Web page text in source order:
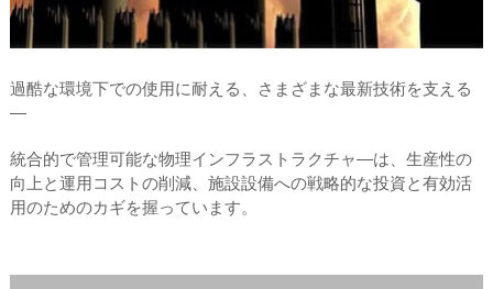
過酷な環境下での使用に耐える、さまざまな最新技術を支える
―
統合的で管理可能な物理インフラストラクチャ―は、生産性の
向上と運用コストの削減、施設設備への戦略的な投資と有効活
用のためのカギを握っています。